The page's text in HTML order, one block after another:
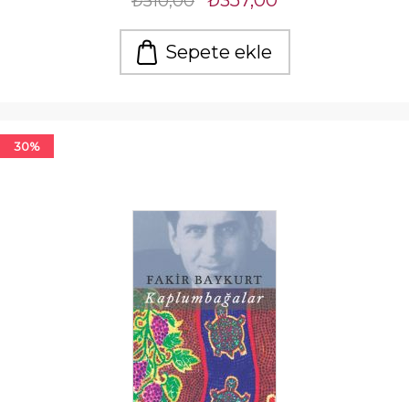
Sepete ekle
30%